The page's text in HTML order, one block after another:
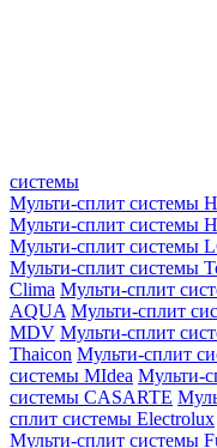
системы
Мульти-сплит системы
Мульти-сплит системы
Мульти-сплит системы
Мульти-сплит системы
Clima Мульти-сплит
AQUA Мульти-сплит
MDV Мульти-сплит
Thaicon Мульти-сплит
системы MIdea Мульти-
системы CASARTE
сплит системы Electrolux
Мульти-сплит системы